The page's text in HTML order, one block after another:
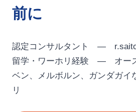
前に
認定コンサルタント —
留学・ワーホリ経験 — オー
ベン、メルボルン、ガンダガイ
リ